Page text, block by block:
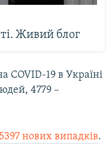
Живий блог
COVID-19 в Україні
4779 –
5397 нових випадків.